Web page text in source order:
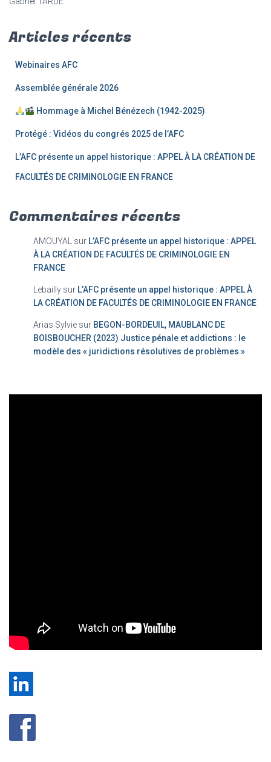
Articles récents
Webinaires AFC
Assemblée générale 2026
Hommage à Michel Bénézech (1942-2025)
Protégé : Vidéos du congrés 2025 de l’AFC
L’AFC présente un appel historique : APPEL À LA CRÉATION DE
FACULTÉS DE CRIMINOLOGIE EN FRANCE
Commentaires récents
AMOUYAL sur L’AFC présente un appel historique : APPEL
À LA CRÉATION DE FACULTÉS DE CRIMINOLOGIE EN
FRANCE
Lebailly sur L’AFC présente un appel historique : APPEL À
LA CRÉATION DE FACULTÉS DE CRIMINOLOGIE EN FRANCE
Arias Sylvie sur BEGON-BORDEUIL, MAUBLANC DE
BOISBOUCHER (2023) Justice pénale et addictions : le
modèle des « juridictions résolutives de problèmes »